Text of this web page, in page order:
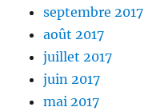
septembre 2017
août 2017
juillet 2017
juin 2017
mai 2017